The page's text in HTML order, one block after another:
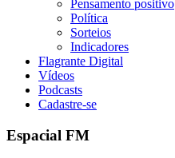
Pensamento positivo
Política
Sorteios
Indicadores
Flagrante Digital
Vídeos
Podcasts
Cadastre-se
Espacial FM